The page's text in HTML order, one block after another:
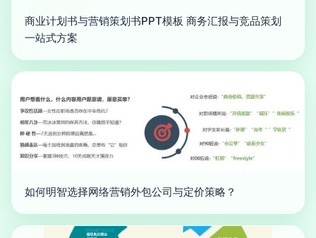
商业计划书与营销策划书PPT模板 商务汇报与竞品策划
一站式方案
如何明智选择网络营销外包公司与定价策略？